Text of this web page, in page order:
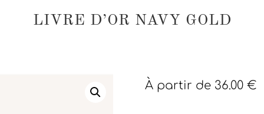
LIVRE D’OR NAVY GOLD
À partir de 36.00 €